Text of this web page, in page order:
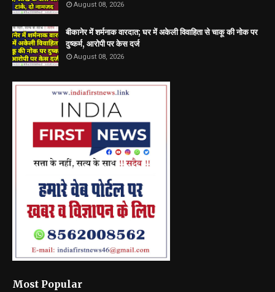
August 08, 2026
बीकानेर में शर्मनाक वारदात; घर में अकेली विवाहिता से चाकू की नोक पर
दुष्कर्म, आरोपी पर केस दर्ज
August 08, 2026
Most Popular